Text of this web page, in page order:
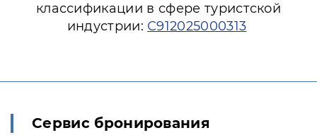
классификации в сфере туристской
индустрии: С912025000313
Сервис бронирования